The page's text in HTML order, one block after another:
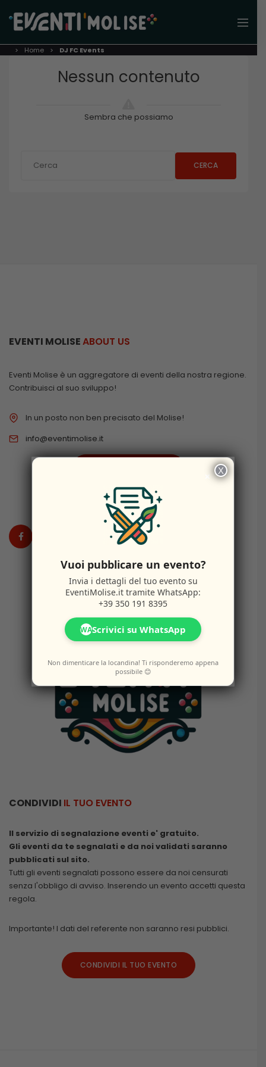
Home DJ FC Events
Nessun contenuto
Sembra che possiamo
CERCA
EVENTI MOLISEABOUT US
Eventi Molise è un aggregatore di eventi della nostra regione.
Contribuisci al suo sviluppo!
In un posto non ben precisato del Molise!
info@eventimolise.it
DISCLAIMER
CONDIVIDI IL TUO EVENTO
Il servizio di segnalazione eventi e' gratuito.
Gli eventi da te segnalati e da noi validati saranno
pubblicati sul sito.
Tutti gli eventi segnalati possono essere da noi censurati
senza l'obbligo di avviso. Inserendo un evento accetti questa
regola.
Importante! I dati del referente non saranno resi pubblici.
CONDIVIDI IL TUO EVENTO
×
Vuoi pubblicare un evento?
Invia i dettagli del tuo evento su
EventiMolise.it tramite WhatsApp:
+39 350 191 8395
WAScrivici su WhatsApp
Non dimenticare la locandina! Ti risponderemo appena
possibile 😊
X